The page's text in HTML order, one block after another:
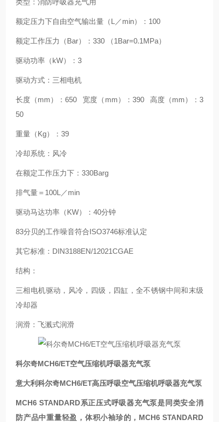
类型：消防呼吸器充气用
额定压力下自由空气输出量（L／min）：100
额定工作压力（Bar）：330 （1Bar=0.1MPa）
驱动功率（kW）：3
驱动方式：三相电机
长度（mm）：650 宽度（mm）：390 高度（mm）：3
50
重量（Kg）：39
冷却系统：风冷
在额定工作压力下：330Barg
排气量＝100L／min
驱动马达功率（KW）：40分钟
83分贝的工作噪音符合ISO3746标准认定
其它标准：DIN3188EN/12021CGAE
结构：
三相电机驱动，风冷，四级，四缸，全不锈钢中间和末级
冷却器
润滑：飞溅式润滑
科尔奇MCH6/ET空气压缩机呼吸器充气泵
意大利科尔奇MCH6/ET高压呼吸空气压缩机呼吸器充气泵
MCH6 STANDARD系正压式呼吸器充气泵是同类安全消
防产品中重量轻盈，体积小袖珍的，MCH6 STANDARD